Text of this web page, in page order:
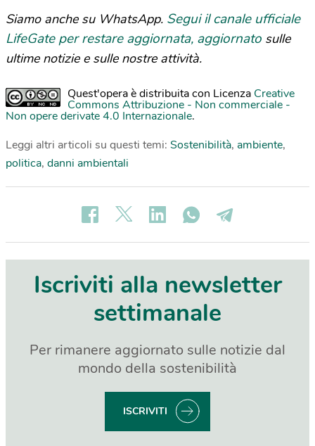
Siamo anche su WhatsApp. Segui il canale ufficiale
LifeGate per restare aggiornata, aggiornato sulle
ultime notizie e sulle nostre attività.
Quest'opera è distribuita con Licenza Creative
Commons Attribuzione - Non commerciale -
Non opere derivate 4.0 Internazionale.
Leggi altri articoli su questi temi: Sostenibilità, ambiente,
politica, danni ambientali
Iscriviti alla newsletter
settimanale
Per rimanere aggiornato sulle notizie dal
mondo della sostenibilità
ISCRIVITI